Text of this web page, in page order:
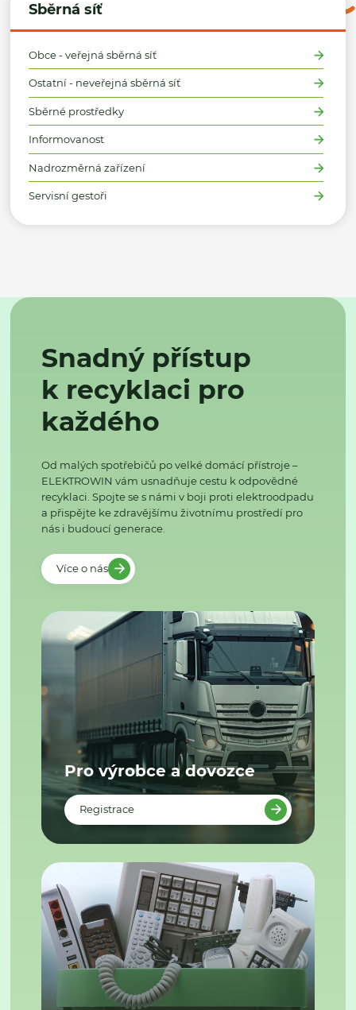
Sběrná síť
Obce - veřejná sběrná síť
Ostatní - neveřejná sběrná síť
Sběrné prostředky
Informovanost
Nadrozměrná zařízení
Servisní gestoři
Snadný přístup
k recyklaci pro
každého
Od malých spotřebičů po velké domácí přístroje –
ELEKTROWIN vám usnadňuje cestu k odpovědné
recyklaci. Spojte se s námi v boji proti elektroodpadu
a přispějte ke zdravějšímu životnímu prostředí pro
nás i budoucí generace.
Více o nás
Pro výrobce a dovozce
Registrace